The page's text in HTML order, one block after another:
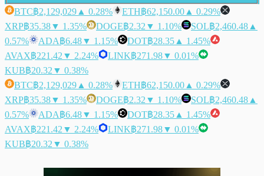
BTC฿2,129,029 ▲ 0.28% ETH฿62,150.00 ▲ 0.29%
XRP฿35.38▼ 1.35% DOGE฿2.32 ▼ 1.10% SOL฿2,460.48 ▲
0.57%
ADA฿6.48▼ 1.15% DOT฿28.35 ▲ 1.45%
AVAX฿221.42 ▼ 2.24% LINK฿271.98▼ 0.01%
KUB฿20.32 ▼ 0.38%
BTC฿2,129,029 ▲ 0.28% ETH฿62,150.00 ▲ 0.29%
XRP฿35.38▼ 1.35% DOGE฿2.32 ▼ 1.10% SOL฿2,460.48 ▲
0.57%
ADA฿6.48▼ 1.15% DOT฿28.35 ▲ 1.45%
AVAX฿221.42 ▼ 2.24% LINK฿271.98▼ 0.01%
KUB฿20.32 ▼ 0.38%